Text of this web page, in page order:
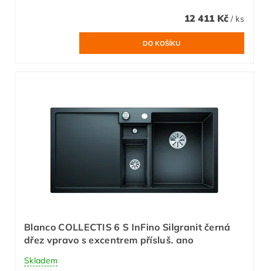
12 411 Kč / ks
Blanco COLLECTIS 6 S InFino Silgranit černá
dřez vpravo s excentrem přísluš. ano
Skladem